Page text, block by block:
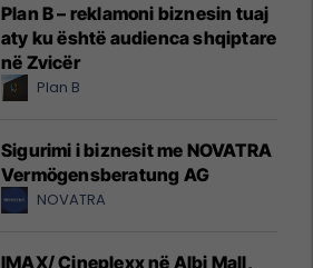
Plan B – reklamoni biznesin tuaj
aty ku është audienca shqiptare
në Zvicër
Plan B
Sigurimi i biznesit me NOVATRA
Vermögensberatung AG
NOVATRA
IMAX/ Cineplexx në Albi Mall,